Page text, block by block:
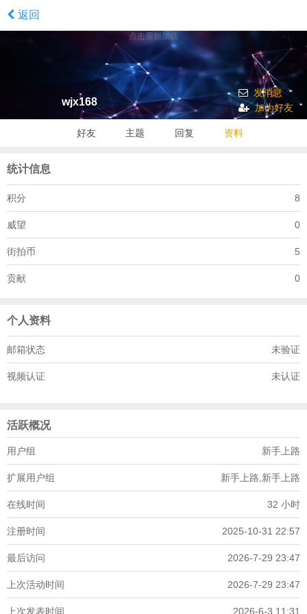
返回
点击重新加载
wjx168
发消息
加为好友
好友 主题 回复 资料
统计信息
积分 8
威望 0
街拍币 5
贡献 0
个人资料
邮箱状态 未验证
视频认证 未认证
活跃概况
用户组 新手上路
扩展用户组 新手上路,新手上路
在线时间 32 小时
注册时间 2025-10-31 22:57
最后访问 2026-7-29 23:47
上次活动时间 2026-7-29 23:47
上次发表时间 2026-6-3 11:31